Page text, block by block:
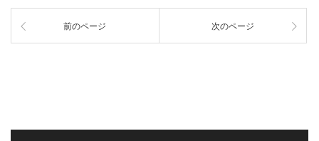
前のページ 次のページ